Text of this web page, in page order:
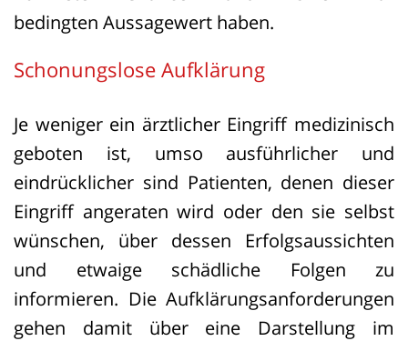
bedingten Aussagewert haben.
Schonungslose Aufklärung
Je weniger ein ärztlicher Eingriff medizinisch
geboten ist, umso ausführlicher und
eindrücklicher sind Patienten, denen dieser
Eingriff angeraten wird oder den sie selbst
wünschen, über dessen Erfolgsaussichten
und etwaige schädliche Folgen zu
informieren. Die Aufklärungsanforderungen
gehen damit über eine Darstellung im